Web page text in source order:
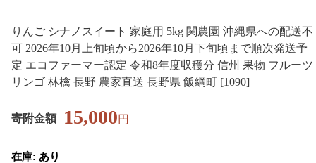
りんご シナノスイート 家庭用 5kg 関農園 沖縄県への配送不
可 2026年10月上旬頃から2026年10月下旬頃まで順次発送予
定 エコファーマー認定 令和8年度収穫分 信州 果物 フルーツ
リンゴ 林檎 長野 農家直送 長野県 飯綱町 [1090]
寄附金額 15,000円
在庫: あり